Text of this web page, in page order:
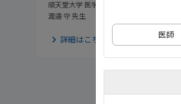
順天堂大学 医学部 特任教授
渡邉 守 先生
詳細はこちら
医師